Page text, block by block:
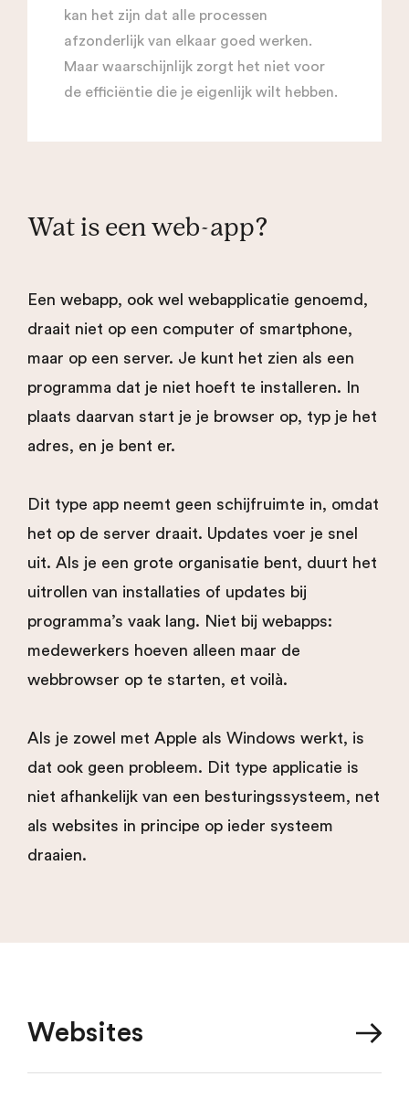
kan het zijn dat alle processen
afzonderlijk van elkaar goed werken.
Maar waarschijnlijk zorgt het niet voor
de efficiëntie die je eigenlijk wilt hebben.
Wat is een web-app?
Een webapp, ook wel webapplicatie genoemd,
draait niet op een computer of smartphone,
maar op een server. Je kunt het zien als een
programma dat je niet hoeft te installeren. In
plaats daarvan start je je browser op, typ je het
adres, en je bent er.
Dit type app neemt geen schijfruimte in, omdat
het op de server draait. Updates voer je snel
uit. Als je een grote organisatie bent, duurt het
uitrollen van installaties of updates bij
programma’s vaak lang. Niet bij webapps:
medewerkers hoeven alleen maar de
webbrowser op te starten, et voilà.
Als je zowel met Apple als Windows werkt, is
dat ook geen probleem. Dit type applicatie is
niet afhankelijk van een besturingssysteem, net
als websites in principe op ieder systeem
draaien.
Websites